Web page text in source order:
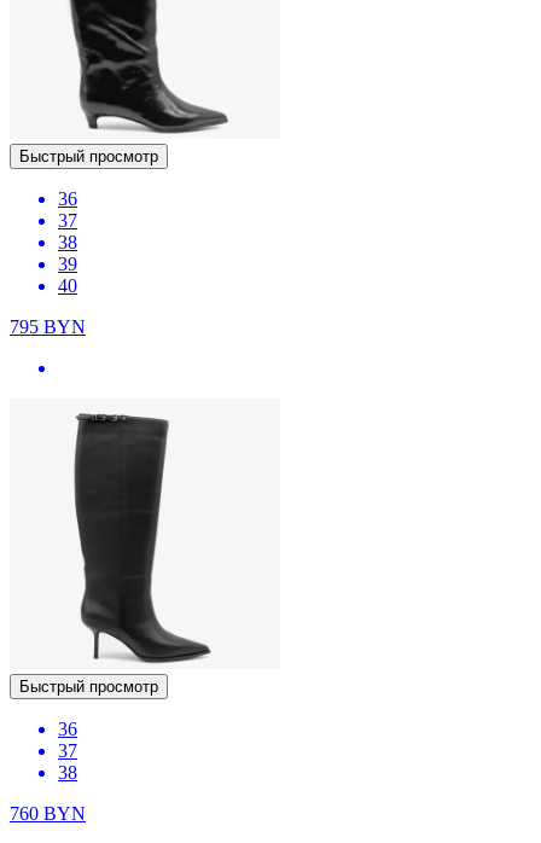
Быстрый просмотр
36
37
38
39
40
795 BYN
Быстрый просмотр
36
37
38
760 BYN